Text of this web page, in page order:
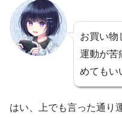
お買い物
運動が苦
めてもい
はい、上でも言った通り